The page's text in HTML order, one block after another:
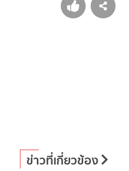
ข่าวที่เกี่ยวข้อง